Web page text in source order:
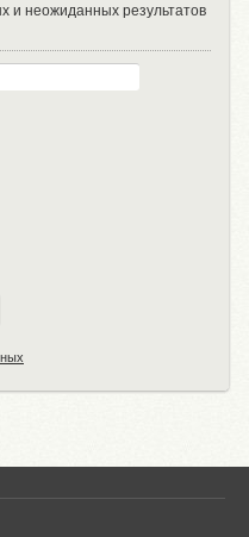
и неожиданных результатов